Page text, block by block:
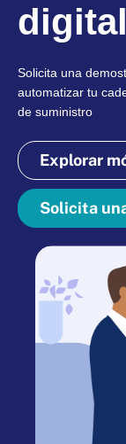
Solicita una
automatizar tu
de suministro
Explorar
Solicita